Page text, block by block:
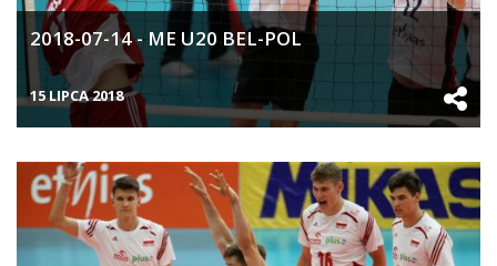
2018-07-14 - ME U20 BEL-POL
15 LIPCA 2018